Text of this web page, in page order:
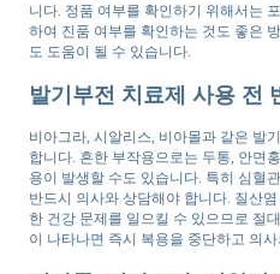
니다. 정품 여부를 확인하기 위해서는
하여 진품 여부를 확인하는 것도 좋은
도 도움이 될 수 있습니다.
발기부전 치료제 사용 전
비아그라, 시알리스, 비아몰과 같은 발
합니다. 흔한 부작용으로는 두통, 안면
용이 발생할 수도 있습니다. 특히 심혈
반드시 의사와 상담해야 합니다. 질산
한 건강 문제를 일으킬 수 있으므로 절
이 나타나면 즉시 복용을 중단하고 의